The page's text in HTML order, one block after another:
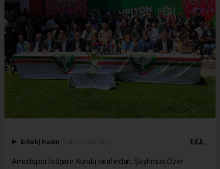
Erkek | Kadın
Amedspor İstişare Kurulu tarafından, Şeyhmus Özer